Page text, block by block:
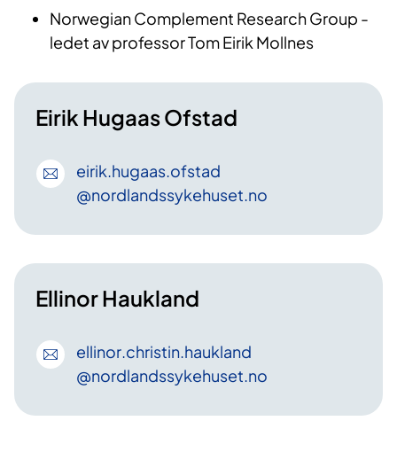
Norwegian Complement Research Group -
ledet av professor Tom Eirik Mollnes
Eirik Hugaas Ofstad
eirik.hugaas.ofstad
@nordlandssykehuset.no
Ellinor Haukland
ellinor.christin.haukland
@nordlandssykehuset.no